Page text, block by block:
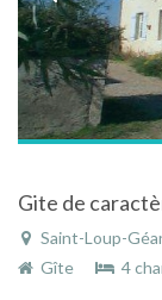
Gite de
Saint-Loup-Géanges
Gîte
4